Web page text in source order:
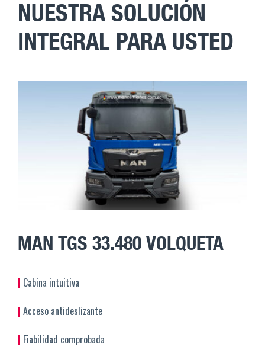
NUESTRA SOLUCIÓN
INTEGRAL PARA USTED
MAN TGS 33.480 VOLQUETA
| Cabina intuitiva
| Acceso antideslizante
| Fiabilidad comprobada